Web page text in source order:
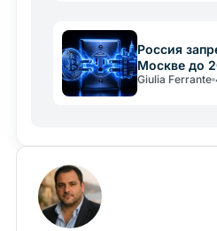
Россия
Москве до
важнее
Giulia Ferrante